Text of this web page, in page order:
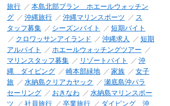
旅行
本島北部プラン ホエールウォッチン
グ
沖縄旅行 沖縄マリンスポーツ
ス
タッフ募集
シーズンバイト
短期バイト
クロワッサンアイランド
沖縄求人
短期
アルバイト
ホエールウォッチングツアー
マリンスタッフ募集
リゾートバイト
沖
縄 ダイビング
崎本部緑地 家族
女子
旅
水納島クリアカヤック
瀬底島沖パラ
セーリング
おきなわ
水納島マリンスポー
ツ
社員旅行 卒業旅行 ダイビング 沖